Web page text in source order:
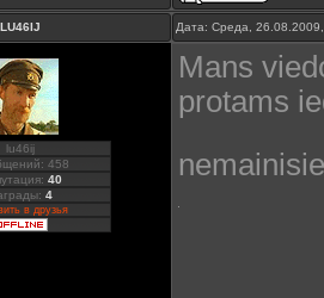
LU46IJ Дата: Среда,
lu46ij
458
40
4
в друзья
Mans
protams